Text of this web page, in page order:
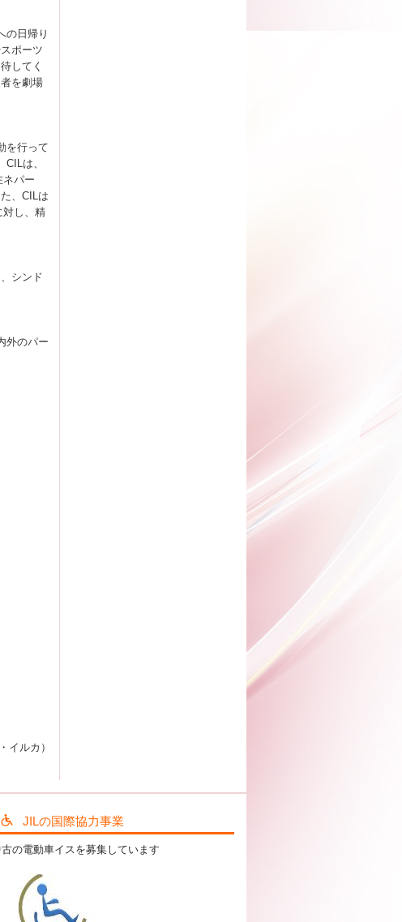
の日帰り
ポーツ
してく
を劇場
を行って
は、
ネパー
、CILは
対し、精
シンド
外のパー
イルカ）
JILの国際協力事業
の電動車イスを募集しています